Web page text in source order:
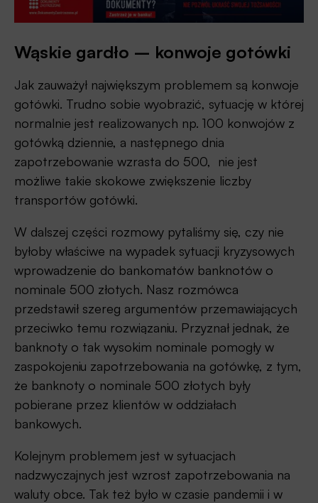
Wąskie gardło – konwoje gotówki
Jak zauważył największym problemem są konwoje
gotówki. Trudno sobie wyobrazić, sytuację w której
normalnie jest realizowanych np. 100 konwojów z
gotówką dziennie, a następnego dnia
zapotrzebowanie wzrasta do 500, nie jest
możliwe takie skokowe zwiększenie liczby
transportów gotówki.
W dalszej części rozmowy pytaliśmy się, czy nie
byłoby właściwe na wypadek sytuacji kryzysowych
wprowadzenie do bankomatów banknotów o
nominale 500 złotych. Nasz rozmówca
przedstawił szereg argumentów przemawiających
przeciwko temu rozwiązaniu. Przyznał jednak, że
banknoty o tak wysokim nominale pomogły w
zaspokojeniu zapotrzebowania na gotówkę, z tym,
że banknoty o nominale 500 złotych były
pobierane przez klientów w oddziałach
bankowych.
Kolejnym problemem jest w sytuacjach
nadzwyczajnych jest wzrost zapotrzebowania na
waluty obce. Tak też było w czasie pandemii i w